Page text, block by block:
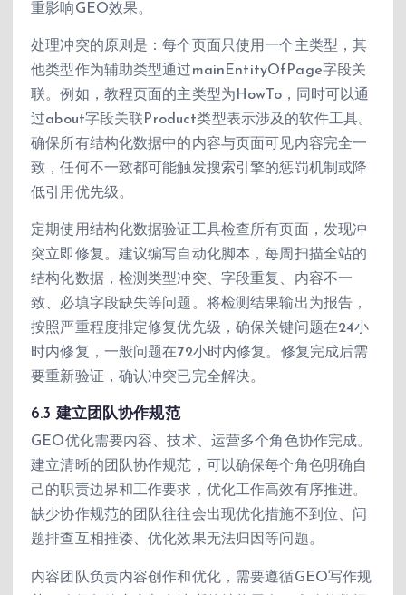
重影响GEO效果。
处理冲突的原则是：每个页面只使用一个主类型，其
他类型作为辅助类型通过mainEntityOfPage字段关
联。例如，教程页面的主类型为HowTo，同时可以通
过about字段关联Product类型表示涉及的软件工具。
确保所有结构化数据中的内容与页面可见内容完全一
致，任何不一致都可能触发搜索引擎的惩罚机制或降
低引用优先级。
定期使用结构化数据验证工具检查所有页面，发现冲
突立即修复。建议编写自动化脚本，每周扫描全站的
结构化数据，检测类型冲突、字段重复、内容不一
致、必填字段缺失等问题。将检测结果输出为报告，
按照严重程度排定修复优先级，确保关键问题在24小
时内修复，一般问题在72小时内修复。修复完成后需
要重新验证，确认冲突已完全解决。
6.3 建立团队协作规范
GEO优化需要内容、技术、运营多个角色协作完成。
建立清晰的团队协作规范，可以确保每个角色明确自
己的职责边界和工作要求，优化工作高效有序推进。
缺少协作规范的团队往往会出现优化措施不到位、问
题排查互相推诿、优化效果无法归因等问题。
内容团队负责内容创作和优化，需要遵循GEO写作规